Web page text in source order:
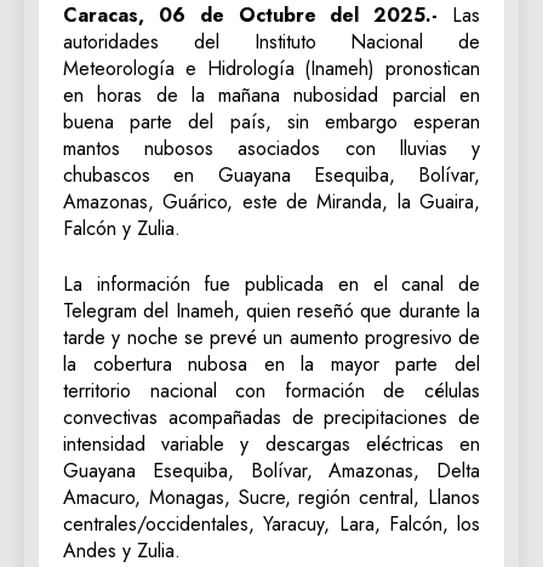
Caracas, 06 de Octubre del 2025.- Las
autoridades del Instituto Nacional de
Meteorología e Hidrología (Inameh) pronostican
en horas de la mañana nubosidad parcial en
buena parte del país, sin embargo esperan
mantos nubosos asociados con lluvias y
chubascos en Guayana Esequiba, Bolívar,
Amazonas, Guárico, este de Miranda, la Guaira,
Falcón y Zulia.
La información fue publicada en el canal de
Telegram del Inameh, quien reseñó que durante la
tarde y noche se prevé un aumento progresivo de
la cobertura nubosa en la mayor parte del
territorio nacional con formación de células
convectivas acompañadas de precipitaciones de
intensidad variable y descargas eléctricas en
Guayana Esequiba, Bolívar, Amazonas, Delta
Amacuro, Monagas, Sucre, región central, Llanos
centrales/occidentales, Yaracuy, Lara, Falcón, los
Andes y Zulia.